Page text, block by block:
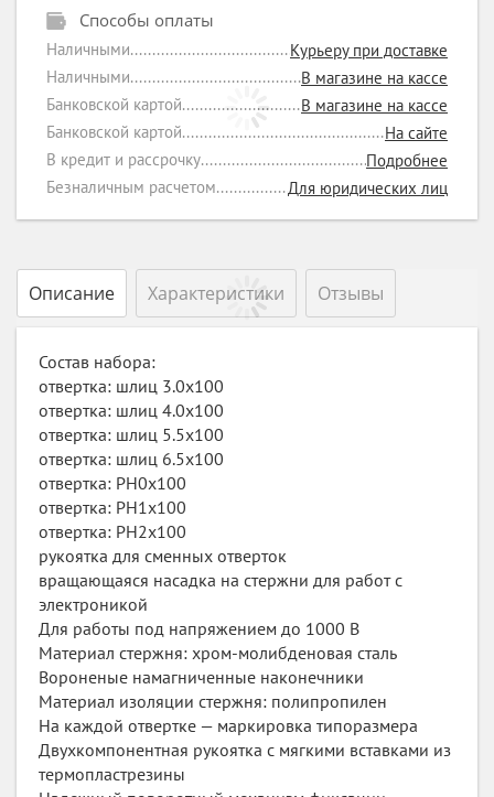
Способы оплаты
Наличными
Курьеру при доставке
Наличными
В магазине на кассе
Банковской картой
В магазине на кассе
Банковской картой
На сайте
В кредит и рассрочку
Подробнее
Безналичным расчетом
Для юридических лиц
Описание Характеристики Отзывы
Состав набора:
отвертка: шлиц 3.0х100
отвертка: шлиц 4.0х100
отвертка: шлиц 5.5х100
отвертка: шлиц 6.5х100
отвертка: PH0х100
отвертка: PH1х100
отвертка: PH2х100
рукоятка для сменных отверток
вращающаяся насадка на стержни для работ с
электроникой
Для работы под напряжением до 1000 В
Материал стержня: хром-молибденовая сталь
Вороненые намагниченные наконечники
Материал изоляции стержня: полипропилен
На каждой отвертке — маркировка типоразмера
Двухкомпонентная рукоятка с мягкими вставками из
термопластрезины